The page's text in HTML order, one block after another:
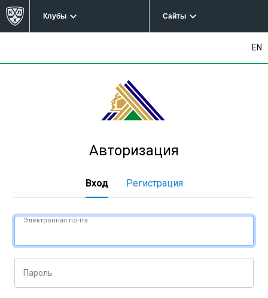
Клубы Сайты
EN
Авторизация
Вход Регистрация
Электронная почта
Пароль